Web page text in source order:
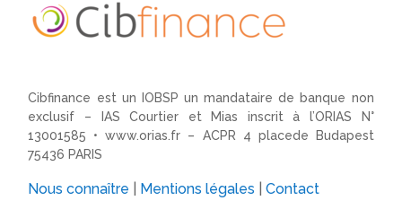
Cibfinance est un IOBSP un mandataire de banque non
exclusif – IAS Courtier et Mias inscrit à l’ORIAS N°
13001585 •www.orias.fr – ACPR 4 placede Budapest
75436 PARIS
Nous connaître Mentions légales |Contact